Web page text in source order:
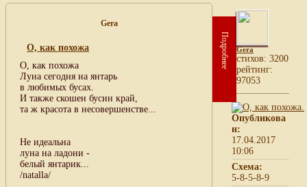
Gera
О, как похожа
О, как похожа
Луна сегодня на янтарь
в любимых бусах.
И также скошен бусин край,
та ж красота в несовершенстве...
Не идеальна
луна на ладони -
белый янтарик...
/natalla/
Подробнее Gera
cтихов: 3200
рейтинг:
97053
Опубликова
н:
17.04.2017
10:06
Схема:
5-8-5-8-9